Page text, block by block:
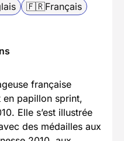
🇫🇷Français
française
en papillon sprint,
Elle s’est illustrée
des médailles aux